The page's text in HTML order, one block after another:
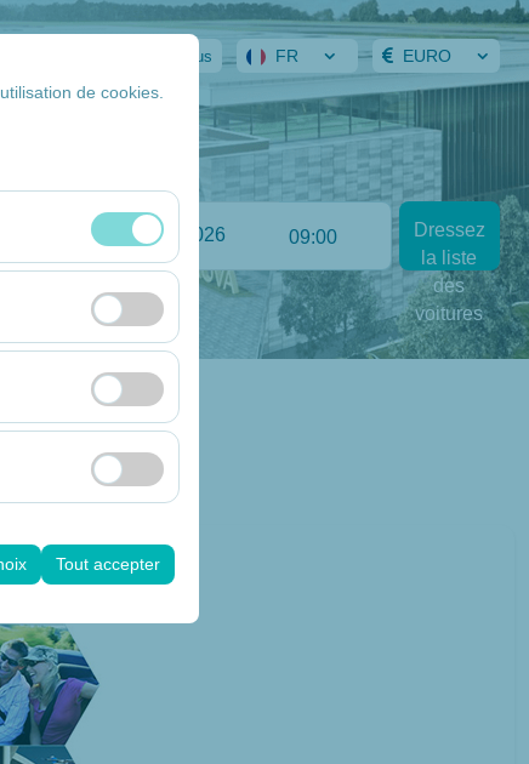
de cookies.
et aux
pages les plus
du site
et de
Tout accepter
Identifiez-vous FR EURO
09:00
Dressez
la liste
des
voitures